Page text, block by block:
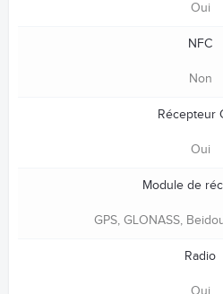
Oui
NFC
Non
Récepteur
Oui
Module de
GPS, GLONASS,
Radio